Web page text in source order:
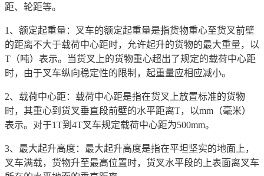
距、轮距等。
1、额定起重量：叉车的额定起重量是指货物重心至货叉前壁
的距离不大于载荷中心距时，允许起升的货物的最大重量，以
T（吨）表示。当货叉上的货物重心超出了规定的载荷中心距
时，由于叉车纵向稳定性的限制，起重量应相应减小。
2、载荷中心距：载荷中心距是指在货叉上放置标准的货物
时，其重心到货叉垂直段前壁的水平距离T，以mm（毫米）
表示。对于1T到4T叉车规定载荷中心距为500mm。
3、最大起升高度：最大起升高度是指在平坦坚实的地面上，
叉车满载，货物升至最高位置时，货叉水平段的上表面离叉车